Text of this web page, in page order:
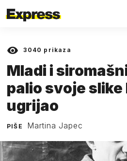
3040 prikaza
Mladi i
palio svoje slike
ugrijao
PIŠE Martina Japec